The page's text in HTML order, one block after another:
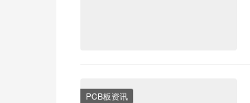
PCB板资讯